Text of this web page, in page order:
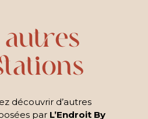
découvrir d’autres
par L’Endroit By